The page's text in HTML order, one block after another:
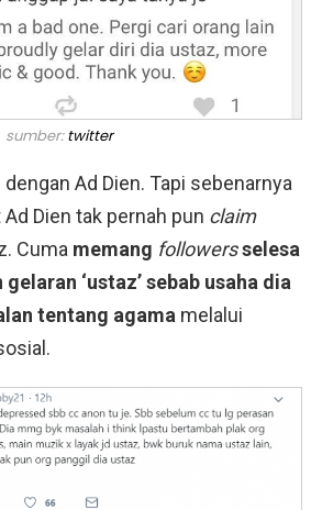
sumber:twitter
Ad Dien. Tapi sebenarnya
Dien tak pernah pun claim
Cuma memang followersselesa
‘ustaz’ sebab usaha dia
tentang agama melalui